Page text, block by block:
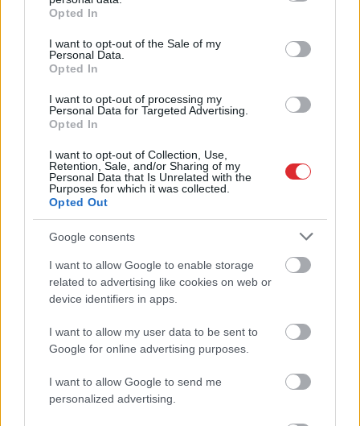
grant or deny consent to Google and its third-party tags to
use your data for below specified purposes in below Google
consent section.
Opted In
I want to opt-out of the Sale of my
Personal Data.
Opted In
I want to opt-out of processing my
Personal Data for Targeted Advertising.
Opted In
I want to opt-out of Collection, Use,
Retention, Sale, and/or Sharing of my
Personal Data that Is Unrelated with the
Purposes for which it was collected.
Opted Out
Google consents
I want to allow Google to enable storage
related to advertising like cookies on web or
device identifiers in apps.
I want to allow my user data to be sent to
Google for online advertising purposes.
I want to allow Google to send me
personalized advertising.
ap 40 grauzēju
dusmoties
Atcelt Ziņot